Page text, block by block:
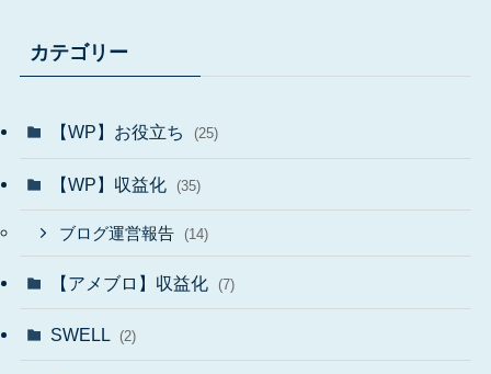
カテゴリー
【WP】お役立ち (25)
【WP】収益化 (35)
ブログ運営報告 (14)
【アメブロ】収益化 (7)
SWELL (2)